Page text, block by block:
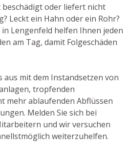
oder liefert nicht
Leckt ein Hahn oder ein Rohr?
Lengenfeld helfen Ihnen jeden
am Tag, damit Folgeschäden
mit dem Instandsetzen von
tropfenden
mehr ablaufenden Abflüssen
Melden Sie sich bei
und wir versuchen
weiterzuhelfen.